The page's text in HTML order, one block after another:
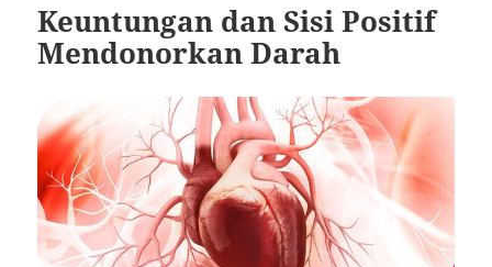
Keuntungan dan Sisi Positif
Mendonorkan Darah